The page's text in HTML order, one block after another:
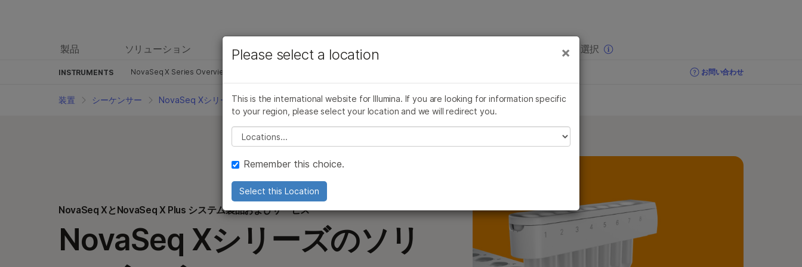
製品 ソリューション ラーニング 企業情報 お気に入りの分野を選択
INSTRUMENTS NovaSeq X Series Overview
ハイスループットへの移行
より幅広く、より深いシーケンス
オミクスソリューション
イノベーションロードマップ
ソフトウェアおよびインフォマティクス
お問い合わせ
装置 シーケンサー NovaSeq Xシリーズ 製品とサービス
NovaSeq XとNovaSeq X Plus システム製品およびサービス
NovaSeq Xシリーズのソリ
×
Please select a location
This is the international website for Illumina. If you are looking for information specific
to your region, please select your location and we will redirect you.
Please select a location
Remember this choice.
Select this Location
お気に入りの分野を選択すると、関連性の高いコンテン
ツへのリンクが表示されます:
×
微生物研究
農学研究
生殖医学
遺伝性および希少疾患研究